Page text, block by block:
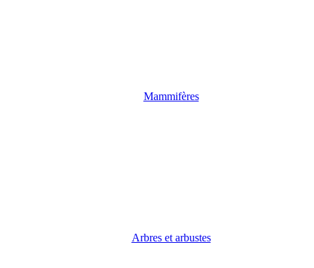
Mammifères
Arbres et arbustes